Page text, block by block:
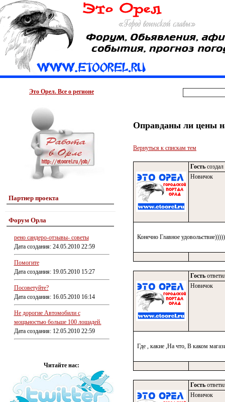
Это Орел. Все о регионе
Партнер проекта
Форум Орла
рено сандеро-отзывы- советы
Дата создания: 24.05.2010 22:59
Помогите
Дата создания: 19.05.2010 15:27
Посоветуйте?
Дата создания: 16.05.2010 16:14
Не дорогие Автомобили с
мощьностью больше 100 лошадей.
Дата создания: 12.05.2010 22:59
Читайте нас:
Оправданы ли цены
Вернуться к спискам тем
Гость
Новичок
Конечно Главное удовольствие)))))
Гость
Новичок
Где , какие ,На что, В каком
Гость
Новичок